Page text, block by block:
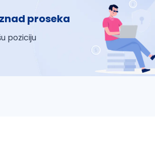
proseka
poziciju